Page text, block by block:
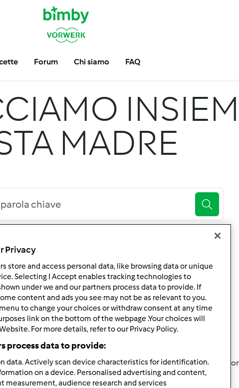
Forum Chi siamo FAQ
MADRE
10
amanti della pm, voglio farvi vedere la focaccia che ho fatto
):
Privacy
store and access personal data, like browsing data or unique
Selecting I Accept enables tracking technologies to
under we and our partners process data to provide. If
content and ads you see may not be as relevant to you.
to change your choices or withdraw consent at any time
link on the bottom of the webpage .Your choices will
For more details, refer to our Privacy Policy.
process data to provide:
data. Actively scan device characteristics for identification.
on a device. Personalised advertising and content,
measurement, audience research and services